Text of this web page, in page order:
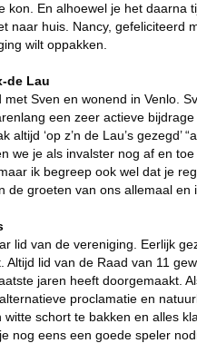
kon. En alhoewel je het daarna
naar huis. Nancy, gefeliciteerd
wilt oppakken.
de Lau
met Sven en wonend in Venlo.
een zeer actieve
altijd ‘op z’n de Lau’s
we je als invalster nog af en
ik begreep ook wel dat je
de groeten van ons allemaal
lid van de vereniging. Eerlijk
Altijd lid van de Raad van 11
jaren heeft doorgemaakt.
proclamatie en
witte schort te bakken en alles
nog eens een goede speler